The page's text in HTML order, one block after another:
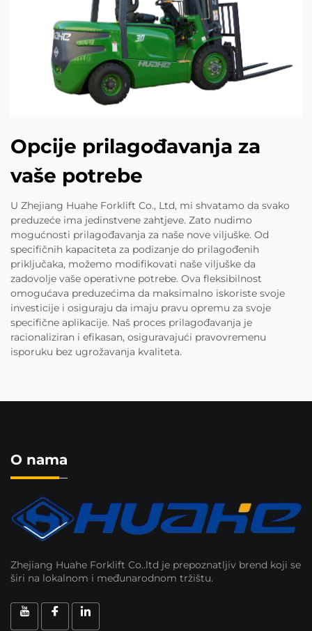
Opcije prilagođavanja za
vaše potrebe
U Zhejiang Huahe Forklift Co., Ltd, mi shvatamo da svako
preduzeće ima jedinstvene zahtjeve. Zato nudimo
mogućnosti prilagođavanja za naše nove viljuške. Od
specifičnih kapaciteta za podizanje do prilagođenih
priključaka, možemo modifikovati naše viljuške da
zadovolje vaše operativne potrebe. Ova fleksibilnost
omogućava preduzećima da maksimalno iskoriste svoje
investicije i osiguraju da imaju pravu opremu za svoje
specifične aplikacije. Naš proces prilagođavanja je
racionaliziran i efikasan, osiguravajući pravovremenu
isporuku bez ugrožavanja kvaliteta.
O nama
Zhejiang Huahe Forklift Co..ltd je prepoznatljiv brend koji se
širi na lokalnom i međunarodnom tržištu.